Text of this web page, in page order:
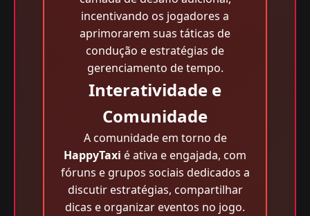
incentivando os jogadores a
aprimorarem suas táticas de
condução e estratégias de
gerenciamento de tempo.
Interatividade e
Comunidade
A comunidade em torno de
HappyTaxi é ativa e engajada, com
fóruns e grupos sociais dedicados a
discutir estratégias, compartilhar
dicas e organizar eventos no jogo.